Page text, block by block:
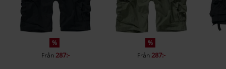
%
Från 287:-
%
Från 287:-